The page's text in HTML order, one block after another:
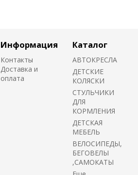
Информация
Контакты
Доставка и
оплата
Каталог
АВТОКРЕСЛА
ДЕТСКИЕ
КОЛЯСКИ
CТУЛЬЧИКИ
ДЛЯ
КОРМЛЕНИЯ
ДЕТСКАЯ
МЕБЕЛЬ
ВЕЛОСИПЕДЫ,
БЕГОВЕЛЫ
,САМОКАТЫ